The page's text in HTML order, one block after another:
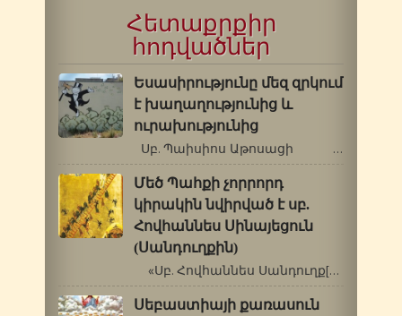
Հետաքրքիր
հոդվածներ
Եսասիրությունը մեզ զրկում
է խաղաղությունից և
ուրախությունից
Սբ. Պաիսիոս Աթոսացի …
Մեծ Պահքի չորրորդ
կիրակին նվիրված է սբ.
Հովհաննես Սինայեցուն
(Սանդուղքին)
«Սբ. Հովհաննես Սանդուղք[1]: Ո՞վ …
Սեբաստիայի քառասուն